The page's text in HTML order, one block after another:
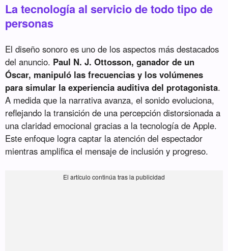
La tecnología al servicio de todo tipo de
personas
El diseño sonoro es uno de los aspectos más destacados
del anuncio. Paul N. J. Ottosson, ganador de un
Óscar, manipuló las frecuencias y los volúmenes
para simular la experiencia auditiva del protagonista.
A medida que la narrativa avanza, el sonido evoluciona,
reflejando la transición de una percepción distorsionada a
una claridad emocional gracias a la tecnología de Apple.
Este enfoque logra captar la atención del espectador
mientras amplifica el mensaje de inclusión y progreso.